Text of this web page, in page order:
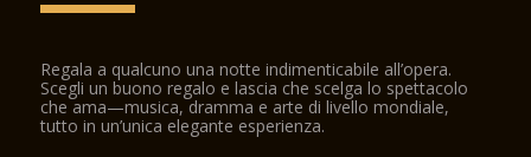
Regala a qualcuno una notte indimenticabile all’opera.
Scegli un buono regalo e lascia che scelga lo spettacolo
che ama—musica, dramma e arte di livello mondiale,
tutto in un’unica elegante esperienza.